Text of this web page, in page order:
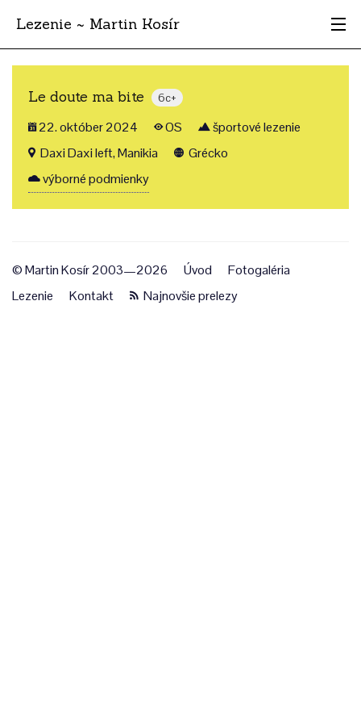
Lezenie ~ Martin Kosír
Najhodnotnejšie
Krajina
Štýl
Le doute ma bite 6c+
22. október 2024 OS
športové lezenie
Daxi Daxi left, Manikia
Grécko
výborné podmienky
© Martin Kosír 2003—2026 Úvod
Fotogaléria
Lezenie
Kontakt Najnovšie prelezy